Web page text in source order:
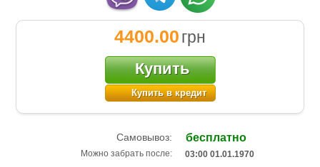
4400.00грн
Купить
Купить в кредит
Самовывоз: бесплатно
Можно забрать после: 03:00 01.01.1970